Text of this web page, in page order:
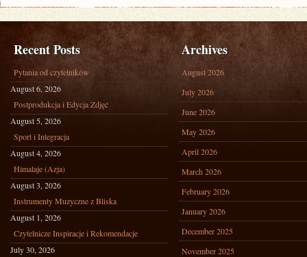
Recent Posts
Pytania od czytelników
August 6, 2026
Postprodukcja i Edycja Zdjęć
August 5, 2026
Sport i Integracja
August 4, 2026
Himalaje (Azja)
August 3, 2026
Instrumenty Muzyczne z Bliska
August 1, 2026
Czytelnicze Inspiracje i Rekomendacje
July 30, 2026
Archives
August 2026
July 2026
June 2026
May 2026
April 2026
March 2026
February 2026
January 2026
December 2025
November 2025